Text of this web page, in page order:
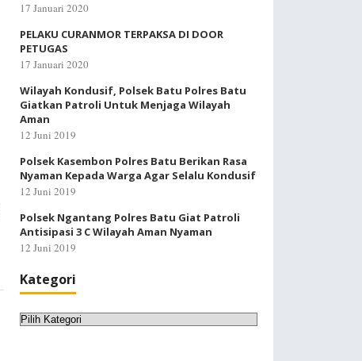
17 Januari 2020
PELAKU CURANMOR TERPAKSA DI DOOR
PETUGAS
17 Januari 2020
Wilayah Kondusif, Polsek Batu Polres Batu
Giatkan Patroli Untuk Menjaga Wilayah
Aman
12 Juni 2019
Polsek Kasembon Polres Batu Berikan Rasa
Nyaman Kepada Warga Agar Selalu Kondusif
12 Juni 2019
Polsek Ngantang Polres Batu Giat Patroli
Antisipasi 3 C Wilayah Aman Nyaman
12 Juni 2019
Kategori
Kategori